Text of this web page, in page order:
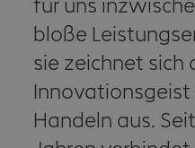
bloße
sie zeichnet sich
Handeln aus.